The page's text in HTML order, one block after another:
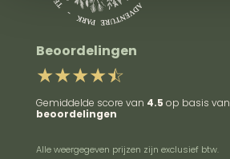
Beoordelingen
Gemiddelde score van 4.5 op basis van
beoordelingen
Alle weergegeven prijzen zijn exclusief btw.